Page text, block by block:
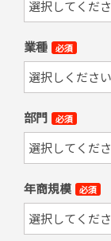
業種 必須
部門 必須
年商規模 必須